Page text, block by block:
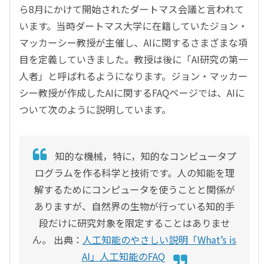
ら8月にかけて開始されたダートマス会議と言われて
います。当時ダートマス大学に在籍していたジョン・
マッカーシー教授が主催し、AIに関するさまざまな項
目を定義していきました。教授は後に「AI研究の第一
人者」と呼ばれるようになります。ジョン・マッカー
シー教授が作成したAIに関するFAQページでは、AIに
ついて次のように説明しています。
知的な機械，特に，知的なコンピュータプ
ログラムを作る科学と技術です。人の知能を理
解するためにコンピュータを使うことと関係が
ありますが、自然界の生物が行っている知的手
段だけに研究対象を限定することはありませ
ん。
出典： 人工知能のやさしい説明「What’s is
AI」人工知能のFAQ